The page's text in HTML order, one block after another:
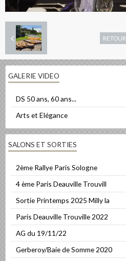
RETOUR
GALERIE VIDEO
DS 50 ans, 60 ans...
Arts et Elégance
SALONS ET SORTIES
2ème Rallye Paris Sologne
4 ème Paris Deauville Trouvill
Sortie Printemps 2025 Milly la
Paris Deauville Trouville 2022
AG du 19/11/22
Gerberoy/Baie de Somme 2020